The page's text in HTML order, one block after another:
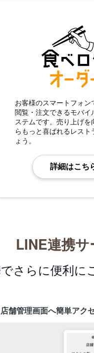
お客様のスマートフォン
閲覧・注文できるモバイ
ステムです。売り上げを
らもっと喜ばれるレスト
ょう。
詳細はこち
LINE連携サ
さらに便利に
店舗管理画面へ簡単アク